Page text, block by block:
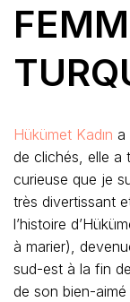
Hükümet Kadın a
de clichés, elle a
curieuse que je
très divertissant
l’histoire
à marier),
sud-est à la fin
de son bien-aimé